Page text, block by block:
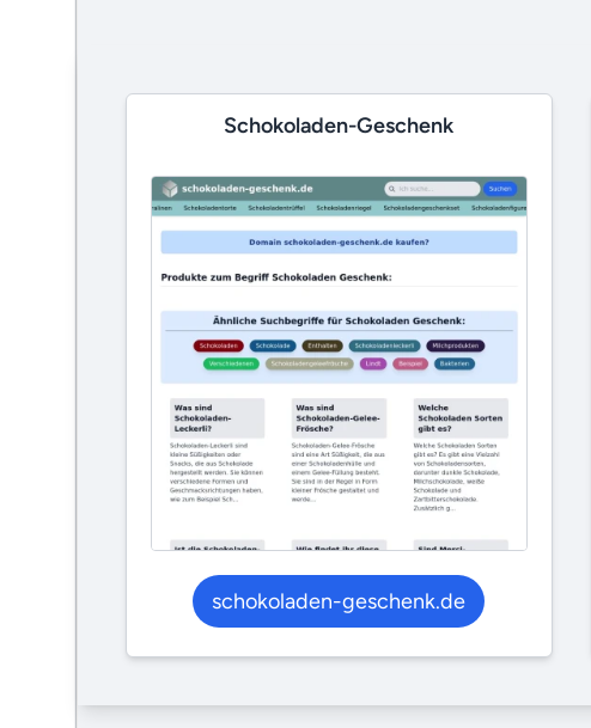
Schokoladen-Geschenk
schokoladen-geschenk.de